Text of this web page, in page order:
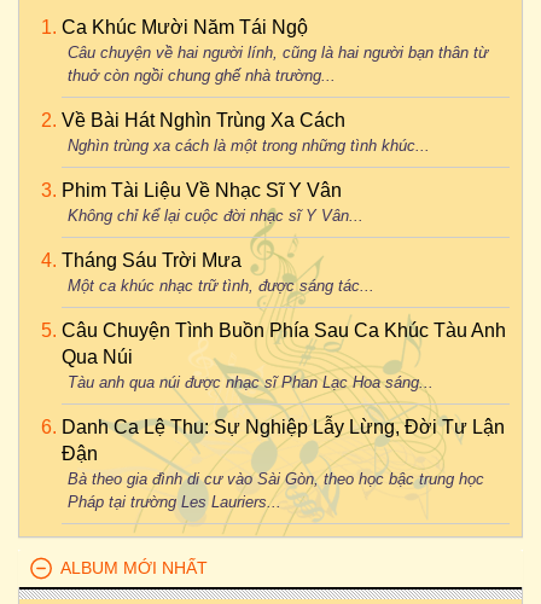
Ca Khúc Mười Năm Tái Ngộ
Câu chuyện về hai người lính, cũng là hai người bạn thân từ
thuở còn ngồi chung ghế nhà trường...
Về Bài Hát Nghìn Trùng Xa Cách
Nghìn trùng xa cách là một trong những tình khúc...
Phim Tài Liệu Về Nhạc Sĩ Y Vân
Không chỉ kể lại cuộc đời nhạc sĩ Y Vân...
Tháng Sáu Trời Mưa
Một ca khúc nhạc trữ tình, được sáng tác...
Câu Chuyện Tình Buồn Phía Sau Ca Khúc Tàu Anh
Qua Núi
Tàu anh qua núi được nhạc sĩ Phan Lạc Hoa sáng...
Danh Ca Lệ Thu: Sự Nghiệp Lẫy Lừng, Đời Tư Lận
Đận
Bà theo gia đình di cư vào Sài Gòn, theo học bậc trung học
Pháp tại trường Les Lauriers...
ALBUM MỚI NHẤT